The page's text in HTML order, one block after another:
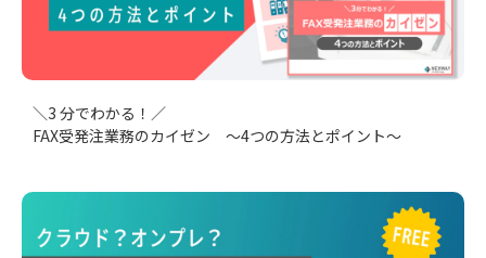
＼3 分でわかる！／
FAX受発注業務のカイゼン ～4つの方法とポイント～